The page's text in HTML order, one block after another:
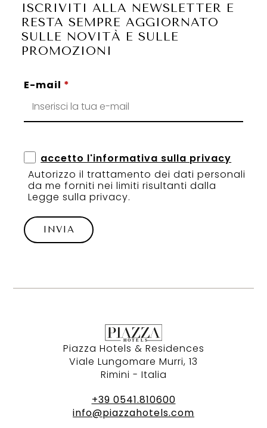
ISCRIVITI ALLA NEWSLETTER E
RESTA SEMPRE AGGIORNATO
SULLE NOVITÀ E SULLE
PROMOZIONI
E-mail *
accetto l'informativa sulla privacy
Autorizzo il trattamento dei dati personali
da me forniti nei limiti risultanti dalla
Legge sulla privacy.
INVIA
Piazza Hotels & Residences
Viale Lungomare Murri, 13
Rimini - Italia
+39 0541.810600
info@piazzahotels.com